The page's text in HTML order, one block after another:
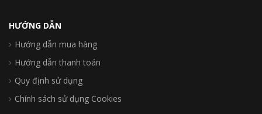
HƯỚNG DẪN
Hướng dẫn mua hàng
Hướng dẫn thanh toán
Quy định sử dụng
Chính sách sử dụng Cookies